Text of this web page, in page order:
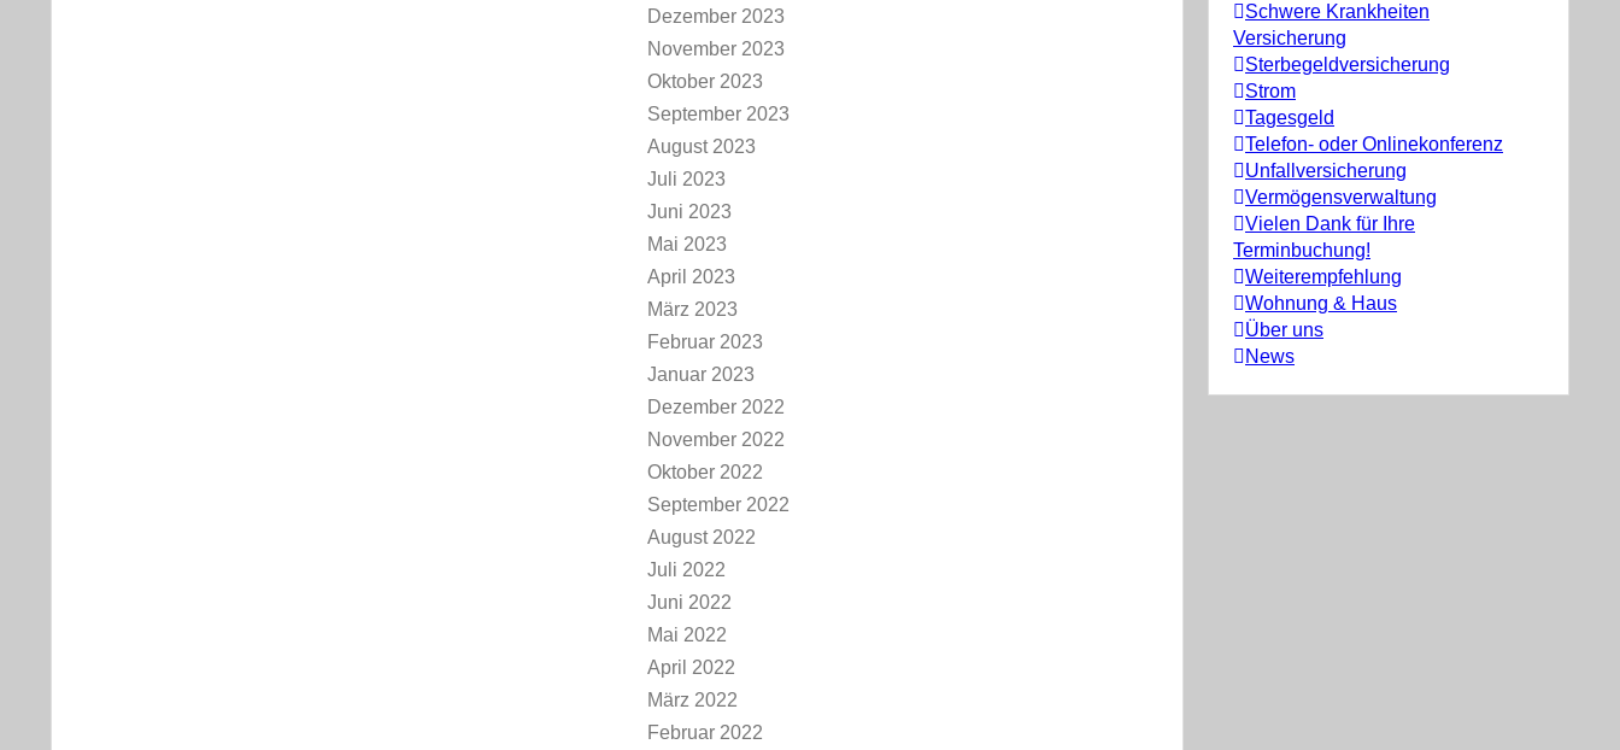
Schwere Krankheiten
Versicherung
Sterbegeldversicherung
Strom
Tagesgeld
Telefon- oder Onlinekonferenz
Unfallversicherung
Vermögensverwaltung
Vielen Dank für Ihre
Terminbuchung!
Weiterempfehlung
Wohnung & Haus
Über uns
News
Dezember 2023
November 2023
Oktober 2023
September 2023
August 2023
Juli 2023
Juni 2023
Mai 2023
April 2023
März 2023
Februar 2023
Januar 2023
Dezember 2022
November 2022
Oktober 2022
September 2022
August 2022
Juli 2022
Juni 2022
Mai 2022
April 2022
März 2022
Februar 2022